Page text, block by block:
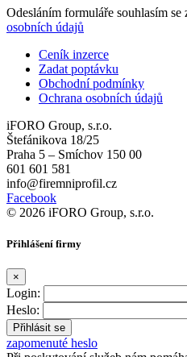
Odesláním formuláře souhlasím se
osobních údajů
Ceník inzerce
Zadat poptávku
Obchodní podmínky
Ochrana osobních údajů
iFORO Group, s.r.o.
Štefánikova 18/25
Praha 5 – Smíchov 150 00
601 601 581
info@firemniprofil.cz
Facebook
© 2026 iFORO Group, s.r.o.
Přihlášení firmy
×
Login:
Heslo:
zapomenuté heslo